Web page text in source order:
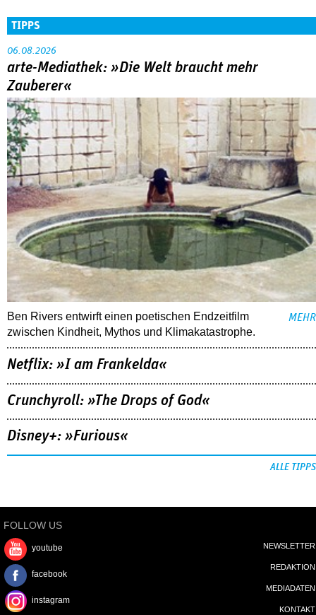
TIPPS
06.08.2026
arte-Mediathek: »Die Welt braucht mehr
Zauberer«
Ben Rivers entwirft einen poetischen Endzeitfilm
zwischen Kindheit, Mythos und Klimakatastrophe.
MEHR
Netflix: »I am Frankelda«
Crunchyroll: »The Drops of God«
Disney+: »Furious«
ALLE TIPPS
FOLLOW US
youtube
facebook
instagram
NEWSLETTER
REDAKTION
MEDIADATEN
KONTAKT